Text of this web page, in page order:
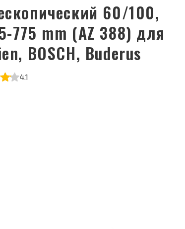
60/100,
775 mm (AZ 388) для
BOSCH, Buderus
4.1